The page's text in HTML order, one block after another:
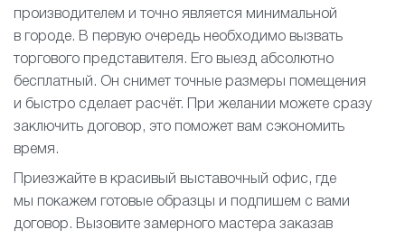
производителем и точно является минимальной
в городе. В первую очередь необходимо вызвать
торгового представителя. Его выезд абсолютно
бесплатный. Он снимет точные размеры помещения
и быстро сделает расчёт. При желании можете сразу
заключить договор, это поможет вам сэкономить
время.
Приезжайте в красивый выставочный офис, где
мы покажем готовые образцы и подпишем с вами
договор. Вызовите замерного мастера заказав